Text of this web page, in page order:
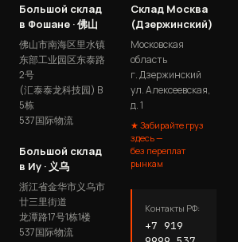
Большой склад
в Фошане · 佛山
佛山市南海区里水镇
东部工业园区东泰路
2号
(汇泰泰龙科技园) B
5栋
537国际物流
Большой склад
в Иу · 义乌
浙江省金华市义乌市
廿三里街道
龙潭路17号1栋1楼
537国际物流
Склад Москва
(Дзержинский)
Московская
область
г. Дзержинский
ул. Алексеевская,
д. 1
★ Забирайте груз
здесь —
без переплат
рынкам
Контакты РФ:
+7 919